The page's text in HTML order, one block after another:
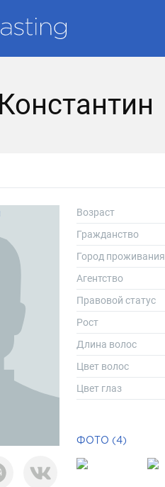
Возраст
Гражданство
Город проживания
Агентство
Правовой статус
Рост
Длина волос
Цвет волос
Цвет глаз
ФОТО (4)